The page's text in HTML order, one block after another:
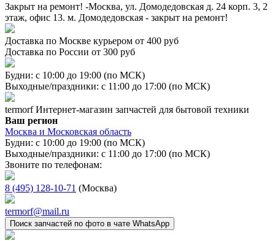
Закрыт на ремонт! -Москва, ул. Домодедовская д. 24 корп. 3, 2
этаж, офис 13. м. Домодедовская - закрыт на ремонт!
Доставка по Москве курьером от 400 руб
Доставка по России от 300 руб
Будни: с 10:00 до 19:00 (по МСК)
Выходные/праздники: с 11:00 до 17:00 (по МСК)
termorf Интернет-магазин запчастей для бытовой техники
Ваш регион
Москва и Московская область
Будни: с 10:00 до 19:00 (по МСК)
Выходные/праздники: с 11:00 до 17:00 (по МСК)
Звоните по телефонам:
8 (495) 128-10-71 (Москва)
termorf@mail.ru
Поиск запчастей по фото в чате WhatsApp